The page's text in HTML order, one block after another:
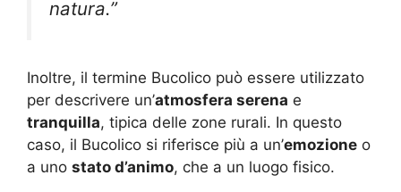
natura.”
Inoltre, il termine Bucolico può essere utilizzato
per descrivere un’atmosfera serena e
tranquilla, tipica delle zone rurali. In questo
caso, il Bucolico si riferisce più a un’emozione o
a uno stato d’animo, che a un luogo fisico.